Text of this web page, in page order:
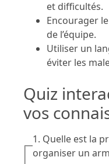
et difficultés.
Encourager
de l’équipe.
Utiliser un
éviter les
Quiz
vos
1. Quelle est la
organiser un